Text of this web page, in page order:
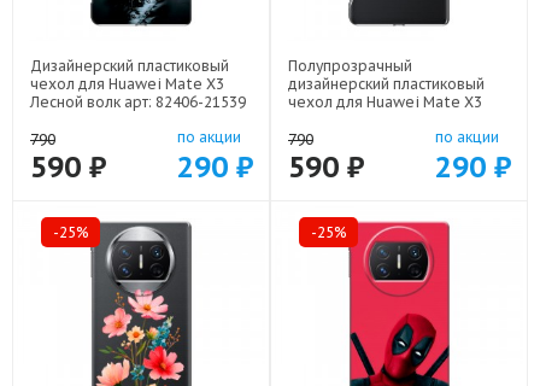
Дизайнерский пластиковый
чехол для Huawei Mate X3
Лесной волк арт: 82406-21539
790
590 ₽
по акции
290 ₽
Полупрозрачный
дизайнерский пластиковый
чехол для Huawei Mate X3
22436
790
590 ₽
по акции
290 ₽
-25% -25%